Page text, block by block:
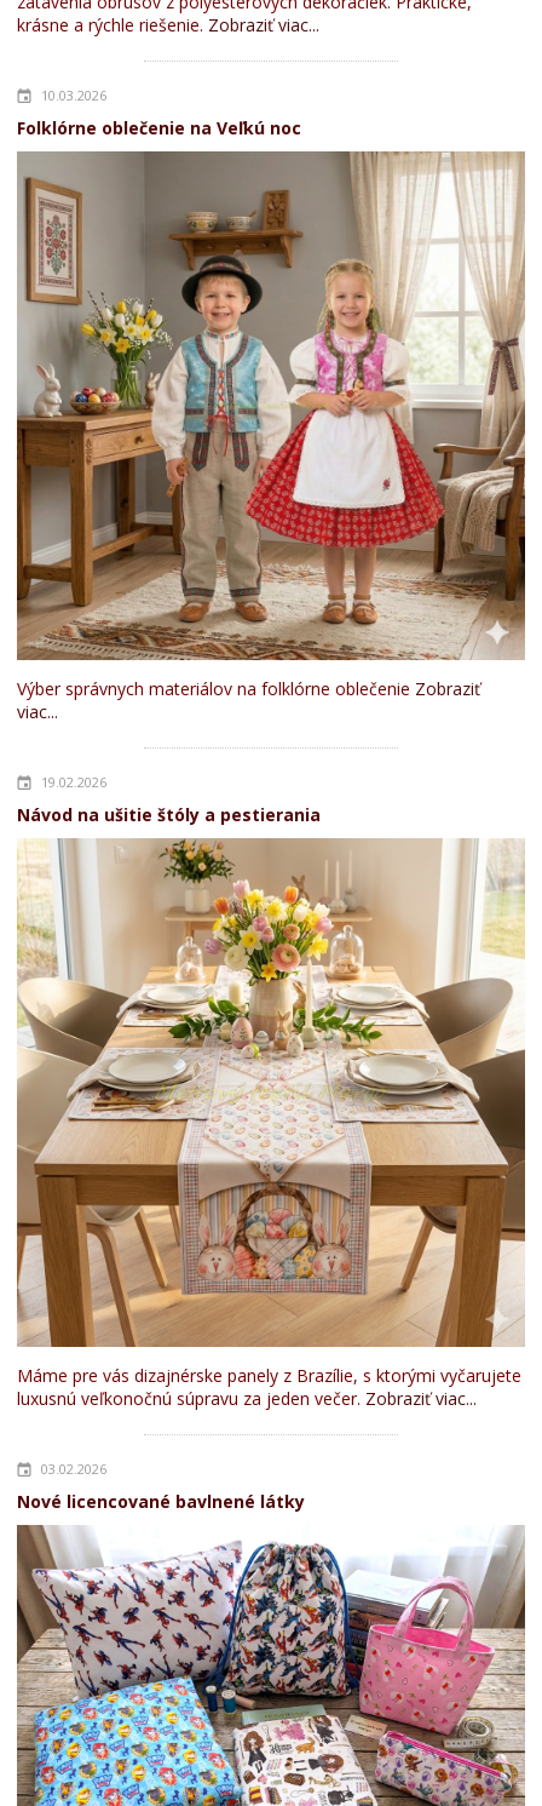
krásne a rýchle riešenie. Zobraziť viac...
10.03.2026
Folklórne oblečenie na Veľkú noc
Výber správnych materiálov na folklórne oblečenie Zobraziť
viac...
19.02.2026
Návod na ušitie štóly a pestierania
Máme pre vás dizajnérske panely z Brazílie, s ktorými vyčarujete
luxusnú veľkonočnú súpravu za jeden večer. Zobraziť viac...
03.02.2026
Nové licencované bavlnené látky